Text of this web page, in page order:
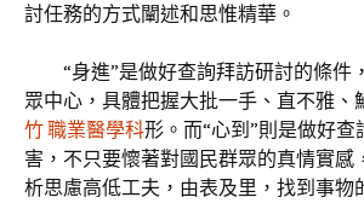
討任務的方式闡述和思惟精華。
“身進”是做好查詢拜訪研討的條件
眾中心，具體把握大批一手、直不雅、
竹 職業醫學科形。而“心到”則是做好
害，不只要懷著對國民群眾的真情實感
析思慮高低工夫，由表及里，找到事物